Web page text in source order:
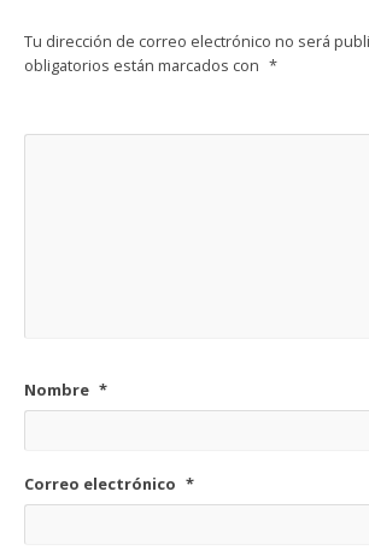
Tu dirección de correo electrónico no será
obligatorios están marcados con *
Nombre *
Correo electrónico *